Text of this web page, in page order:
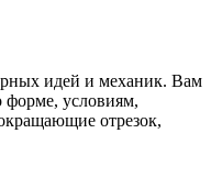
идей и механик. Вам
форме, условиям,
отрезок,